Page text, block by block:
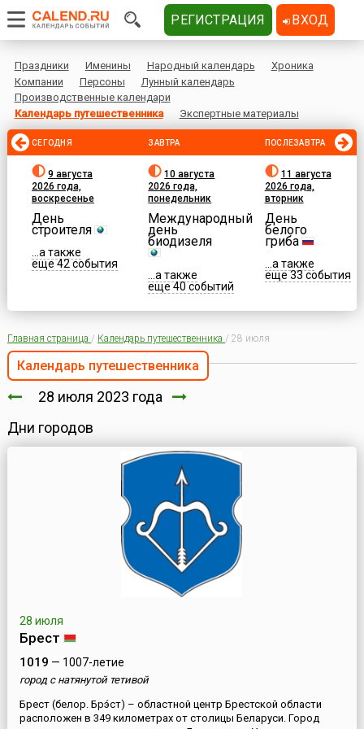
Праздники Именины Народный календарь
Хроника
Компании
Персоны
Лунный календарь
Производственные календари
Календарь путешественника
Экспертные материалы
СЕГОДНЯ
9 августа
2026 года,
воскресенье
День
строителя
...а также
еще 42 события
ЗАВТРА
10 августа
2026 года,
понедельник
Международный
день
биодизеля
...а также
еще 40 событий
ПОСЛЕЗАВТРА
11 августа
2026 года,
вторник
День
белого
гриба
...а также
еще 33 события
Главная страница / Календарь путешественника / 28 июля
Календарь путешественника
28 июля 2023 года
Дни городов
28 июля
Брест
1019 — 1007-летие
город с натянутой тетивой
Брест (белор. Брэ́ст) – областной центр Брестской области
расположен в 349 километрах от столицы Беларуси. Город
РЕГИСТРАЦИЯ ВХОД